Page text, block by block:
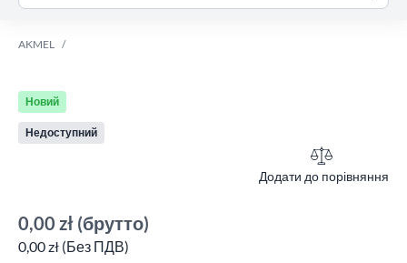
AKMEL
Новий
Недоступний
Додати до порівняння
0,00 zł (брутто)
0,00 zł (Без ПДВ)